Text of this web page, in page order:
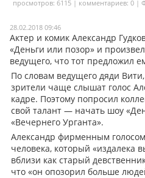
Мои места
Моя личная афиша
Перечитать
просмотров: 6115 | комментариев: 0 |
28.02.2018 09:46
Актер и комик Александр
«Деньги или позор» и
ведущего, что тот предложил
По словам ведущего дяди
зрители чаще слышат голос
кадре. Поэтому попросил
свой талант — начать шоу
«Вечернего Урганта».
Александр фирменным
человека, который «издалека
вблизи как старый
что «он опозорил больше